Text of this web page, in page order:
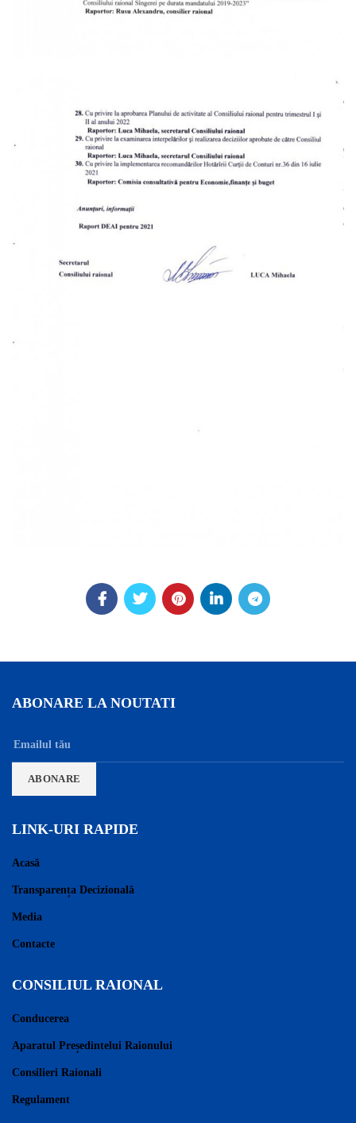
ABONARE LA NOUTATI
LINK-URI RAPIDE
Acasă
Transparența Decizională
Media
Contacte
CONSILIUL RAIONAL
Conducerea
Aparatul Președintelui Raionului
Consilieri Raionali
Regulament